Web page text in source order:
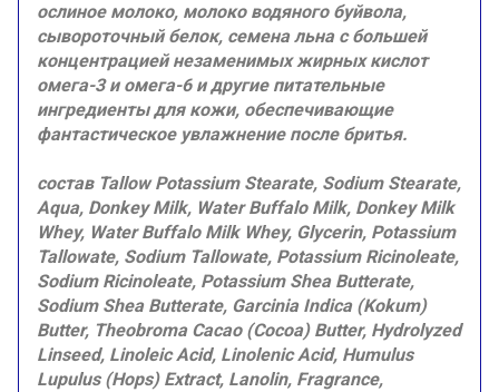
ослиное молоко, молоко водяного буйвола,
сывороточный белок, семена льна с большей
концентрацией незаменимых жирных кислот
омега-3 и омега-6 и другие питательные
ингредиенты для кожи, обеспечивающие
фантастическое увлажнение после бритья.
состав Tallow Potassium Stearate, Sodium Stearate,
Aqua, Donkey Milk, Water Buffalo Milk, Donkey Milk
Whey, Water Buffalo Milk Whey, Glycerin, Potassium
Tallowate, Sodium Tallowate, Potassium Ricinoleate,
Sodium Ricinoleate, Potassium Shea Butterate,
Sodium Shea Butterate, Garcinia Indica (Kokum)
Butter, Theobroma Cacao (Cocoa) Butter, Hydrolyzed
Linseed, Linoleic Acid, Linolenic Acid, Humulus
Lupulus (Hops) Extract, Lanolin, Fragrance,